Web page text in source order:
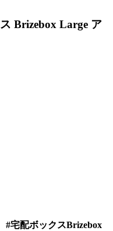
Brizebox Large ア
宅配ボックスBrizebox